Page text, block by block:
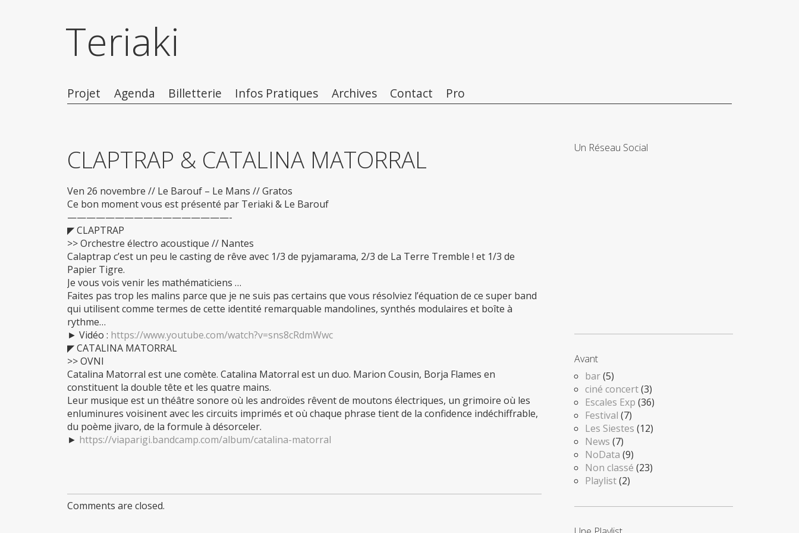
Teriaki
Projet Agenda Billetterie Infos Pratiques Archives Contact Pro
CLAPTRAP & CATALINA MATORRAL
Ven 26 novembre // Le Barouf – Le Mans // Gratos
Ce bon moment vous est présenté par Teriaki & Le Barouf
—————————————————-
◤ CLAPTRAP
>> Orchestre électro acoustique // Nantes
Calaptrap c’est un peu le casting de rêve avec 1/3 de pyjamarama, 2/3 de La Terre Tremble ! et 1/3 de
Papier Tigre.
Je vous vois venir les mathématiciens …
Faites pas trop les malins parce que je ne suis pas certains que vous résolviez l’équation de ce super band
qui utilisent comme termes de cette identité remarquable mandolines, synthés modulaires et boîte à
rythme…
► Vidéo : https://www.youtube.com/watch?v=sns8cRdmWwc
◤ CATALINA MATORRAL
>> OVNI
Catalina Matorral est une comète. Catalina Matorral est un duo. Marion Cousin, Borja Flames en
constituent la double tête et les quatre mains.
Leur musique est un théâtre sonore où les androïdes rêvent de moutons électriques, un grimoire où les
enluminures voisinent avec les circuits imprimés et où chaque phrase tient de la confidence indéchiffrable,
du poème jivaro, de la formule à désorceler.
► https://viaparigi.bandcamp.com/album/catalina-matorral
Comments are closed.
Un Réseau Social
Avant
bar(5)
ciné concert(3)
Escales Exp (36)
Festival (7)
Les Siestes (12)
News (7)
NoData (9)
Non classé (23)
Playlist(2)